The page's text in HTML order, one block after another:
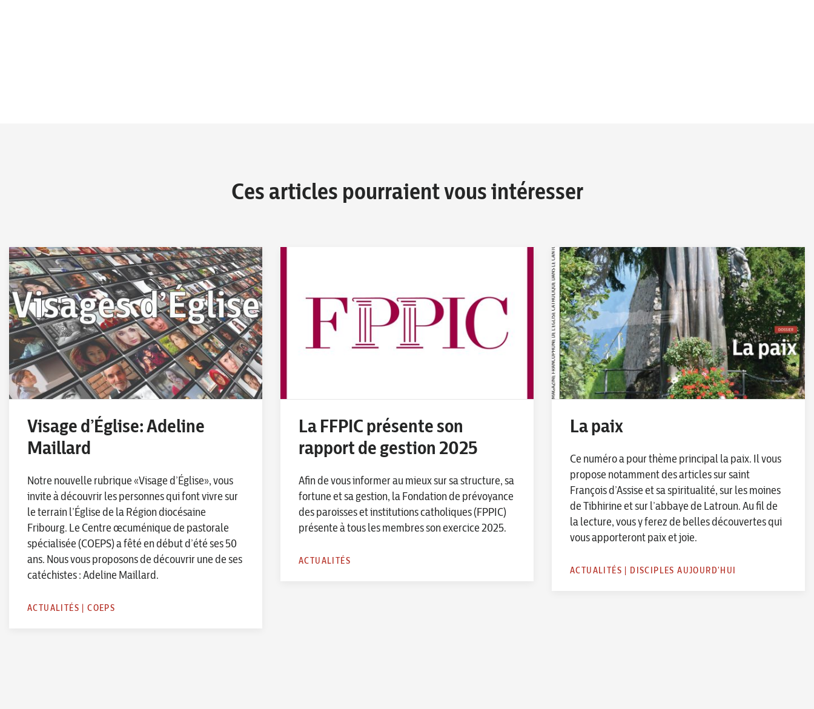
Ces articles pourraient vous intéresser
Visage d’Église: Adeline
Maillard
Notre nouvelle rubrique «Visage d’Église», vous
invite à découvrir les personnes qui font vivre sur
le terrain l’Église de la Région diocésaine
Fribourg. Le Centre œcuménique de pastorale
spécialisée (COEPS) a fêté en début d’été ses 50
ans. Nous vous proposons de découvrir une de ses
catéchistes : Adeline Maillard.
ACTUALITÉS |COEPS
La FFPIC présente son
rapport de gestion 2025
Afin de vous informer au mieux sur sa structure, sa
fortune et sa gestion, la Fondation de prévoyance
des paroisses et institutions catholiques (FPPIC)
présente à tous les membres son exercice 2025.
ACTUALITÉS
La paix
Ce numéro a pour thème principal la paix. Il vous
propose notamment des articles sur saint
François d’Assise et sa spiritualité, sur les moines
de Tibhirine et sur l’abbaye de Latroun. Au fil de
la lecture, vous y ferez de belles découvertes qui
vous apporteront paix et joie.
ACTUALITÉS | DISCIPLES AUJOURD'HUI